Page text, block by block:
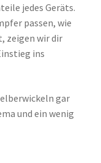
jedes Geräts.
passen, wie
zeigen wir dir
ins
gar
und ein wenig